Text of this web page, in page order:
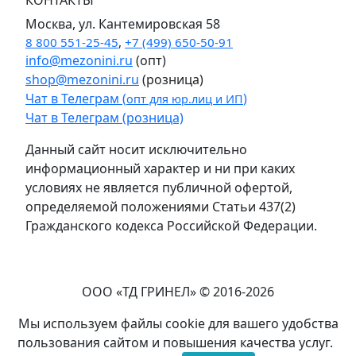
Москва, ул. Кантемировская 58
8 800 551-25-45, +7 (499) 650-50-91
info@mezonini.ru (опт)
shop@mezonini.ru (розница)
Чат в Телеграм (опт для юр.лиц и ИП)
Чат в Телеграм (розница)
Данный сайт носит исключительно
информационный характер и ни при каких
условиях не является публичной офертой,
определяемой положениями Статьи 437(2)
Гражданского кодекса Российской Федерации.
ООО «ТД ГРИНЕЛ» © 2016-2026
Мы используем файлы cookie для вашего удобства
пользования сайтом и повышения качества услуг.